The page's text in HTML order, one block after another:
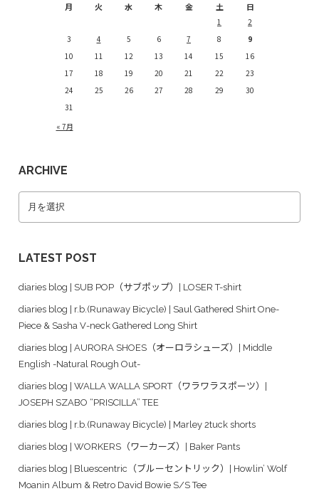
月 火 水 木 金 土 日
« 7月
1
2
3
4 5 6 7 8
9
10
11 12 13 14 15
16
17
18 19 20 21 22
23
24
25 26 27 28 29
30
31
ARCHIVE
LATEST POST
diaries blog | SUB POP（サブポップ）| LOSER T-shirt
diaries blog | r.b.(Runaway Bicycle) | Saul Gathered Shirt One-
Piece & Sasha V-neck Gathered Long Shirt
diaries blog | AURORA SHOES（オーロラシューズ）| Middle
English -Natural Rough Out-
diaries blog | WALLA WALLA SPORT（ワラワラスポーツ）|
JOSEPH SZABO “PRISCILLA” TEE
diaries blog | r.b.(Runaway Bicycle) | Marley 2tuck shorts
diaries blog | WORKERS（ワーカーズ）| Baker Pants
diaries blog | Bluescentric（ブルーセントリック）| Howlin’ Wolf
Moanin Album & Retro David Bowie S/S Tee